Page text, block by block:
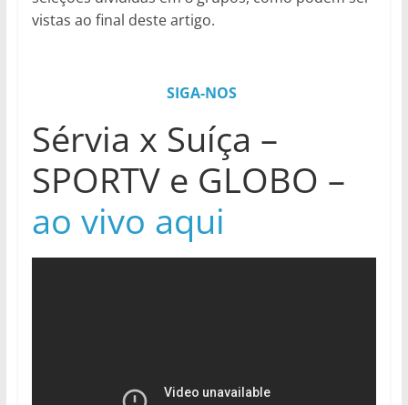
vistas ao final deste artigo.
SIGA-NOS
Sérvia x Suíça –
SPORTV e GLOBO –
ao vivo aqui